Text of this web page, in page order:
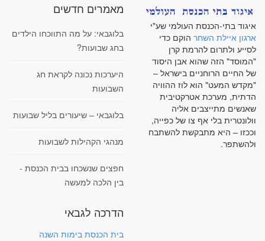
איגוד בתי-הכנסת העולמי שע"י
ארגון איילת השחר הוקם כדי
לסייע ולתרום להרמת קרן
"המוסד" הזה שהוא אבן היסוד
של החיים הרוחניים בישראל –
"מקדש המעט" הוא לוז ההוויה
הדתית, מערכת אטרקטיבית
שאנשים מתייצבים אליה
וולונטרית בלי אף צו של כפייה,
וככזו – היא מתבקשת להשתבח
ולהשתפר.
מאמרים חדשים
בלוגבאי: על מה התווכחו הילדים
בחג שבועות?
היערכות נכונה לקראת חג
השבועות
בלוגבאי – שיעורים בליל שבועות
מנהגי הקהילות לשבועות
חפצים שנשכחו בבית הכנסת -
בין הלכה למעשה
הדרכה לגבאי
בית הכנסת בימות השנה